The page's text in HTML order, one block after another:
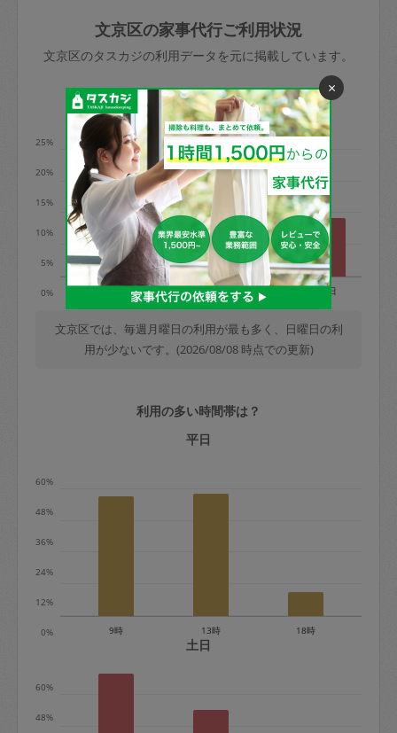
依頼者不在による当日キャンセル＝依頼
金額の100%＋交通費全額
※例：依頼日時／土曜日午前9時開始の場
合、水曜日午前9時以降はキャンセル料が
水曜日9時〜金曜日9時まで＝依頼料金の
50%
金曜日9時～土曜日8時まで＝依頼金額の
100%
土曜日8時〜実施時間＝依頼金額の100%
＋交通費全額
依頼者不在による当日キャンセル＝依頼
金額の100%＋交通費全額
定期契約をキャンセルする場合、毎週定
期は月2回まで隔週定期は月1回までキャ
※キャンセル料金の設定について：
相当で料金設定されています。
きた場合は損害保険の対象外となるので
ご注意ください。
玉、など
あわせてこちらも参照ください：初めて
利用します。注意しなくてはいけない点
はありますか？
文京区の家事代行ご利用状況
文京区のタスカジの利用データを元に掲載しています。
利用の多い曜日は？
0%
5%
10%
15%
20%
25%
月 火 水 木 金 土 日
文京区では、毎週月曜日の利用が最も多く、日曜日の利
用が少ないです。(2026/08/08 時点での更新)
利用の多い時間帯は？
平日
0%
12%
24%
36%
48%
60%
9時 13時 18時
土日
48%
60%
×